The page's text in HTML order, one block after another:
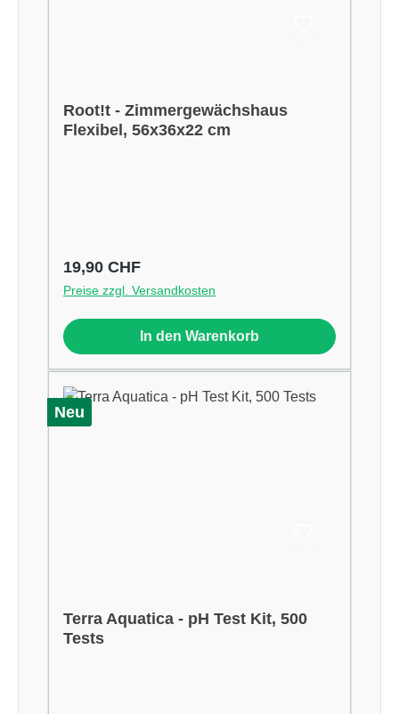
Root!t - Zimmergewächshaus
Flexibel, 56x36x22 cm
Regulärer Preis:
19,90 CHF
Preise zzgl. Versandkosten
In den Warenkorb
Neu
Terra Aquatica - pH Test Kit, 500
Tests